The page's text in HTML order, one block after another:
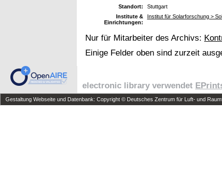
Standort:
Stuttgart
Institute &
Einrichtungen:
Institut für Solarforschung >
Nur für Mitarbeiter des Archivs:
Einige Felder oben sind zurzeit
electronic library verwendet
Gestaltung Webseite und Datenbank: Copyright © Deutsches Zentrum für Luft- und